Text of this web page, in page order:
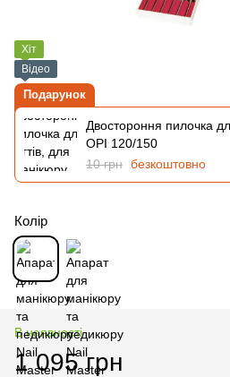
Хіт
Відео
Подарунок
Двостороння пилочка
OPI 120/150
10 грн безкоштовно
Колір
В наявності
1 095 грн